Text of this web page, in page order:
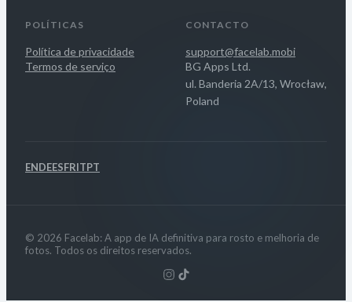
POLÍTICAS
Política de privacidade
Termos de serviço
CONTACTO
support@facelab.mobi
BG Apps Ltd.
ul. Banderia 2A/13, Wrocław,
Poland
ENDEESFRITPT
© 2026 Facelab: A app de IA definitiva para rosto e melhoria de
fotos. Todos os direitos reservados.